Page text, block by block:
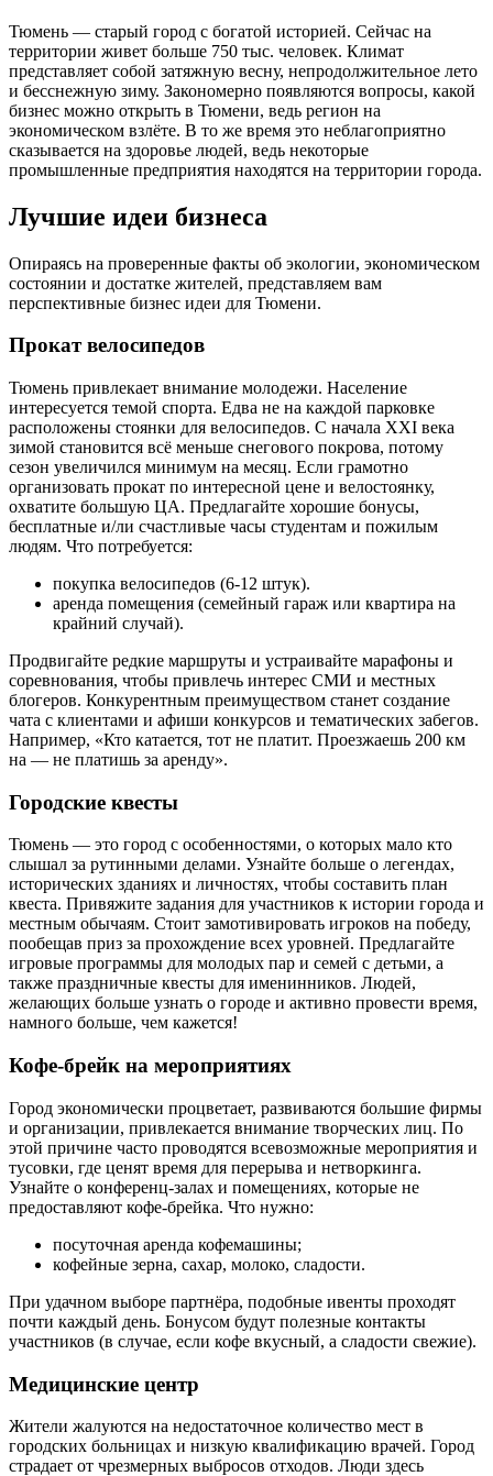
Тюмень — старый город с богатой историей. Сейчас на
территории живет больше 750 тыс. человек. Климат
представляет собой затяжную весну, непродолжительное лето
и бесснежную зиму. Закономерно появляются вопросы, какой
бизнес можно открыть в Тюмени, ведь регион на
экономическом взлёте. В то же время это неблагоприятно
сказывается на здоровье людей, ведь некоторые
промышленные предприятия находятся на территории города.
Лучшие идеи бизнеса
Опираясь на проверенные факты об экологии, экономическом
состоянии и достатке жителей, представляем вам
перспективные бизнес идеи для Тюмени.
Прокат велосипедов
Тюмень привлекает внимание молодежи. Население
интересуется темой спорта. Едва не на каждой парковке
расположены стоянки для велосипедов. С начала XXI века
зимой становится всё меньше снегового покрова, потому
сезон увеличился минимум на месяц. Если грамотно
организовать прокат по интересной цене и велостоянку,
охватите большую ЦА. Предлагайте хорошие бонусы,
бесплатные и/ли счастливые часы студентам и пожилым
людям. Что потребуется:
покупка велосипедов (6-12 штук).
аренда помещения (семейный гараж или квартира на
крайний случай).
Продвигайте редкие маршруты и устраивайте марафоны и
соревнования, чтобы привлечь интерес СМИ и местных
блогеров. Конкурентным преимуществом станет создание
чата с клиентами и афиши конкурсов и тематических забегов.
Например, «Кто катается, тот не платит. Проезжаешь 200 км
на — не платишь за аренду».
Городские квесты
Тюмень — это город с особенностями, о которых мало кто
слышал за рутинными делами. Узнайте больше о легендах,
исторических зданиях и личностях, чтобы составить план
квеста. Привяжите задания для участников к истории города и
местным обычаям. Стоит замотивировать игроков на победу,
пообещав приз за прохождение всех уровней. Предлагайте
игровые программы для молодых пар и семей с детьми, а
также праздничные квесты для именинников. Людей,
желающих больше узнать о городе и активно провести время,
намного больше, чем кажется!
Кофе-брейк на мероприятиях
Город экономически процветает, развиваются большие фирмы
и организации, привлекается внимание творческих лиц. По
этой причине часто проводятся всевозможные мероприятия и
тусовки, где ценят время для перерыва и нетворкинга.
Узнайте о конференц-залах и помещениях, которые не
предоставляют кофе-брейка. Что нужно:
посуточная аренда кофемашины;
кофейные зерна, сахар, молоко, сладости.
При удачном выборе партнёра, подобные ивенты проходят
почти каждый день. Бонусом будут полезные контакты
участников (в случае, если кофе вкусный, а сладости свежие).
Медицинские центр
Жители жалуются на недостаточное количество мест в
городских больницах и низкую квалификацию врачей. Город
страдает от чрезмерных выбросов отходов. Люди здесь